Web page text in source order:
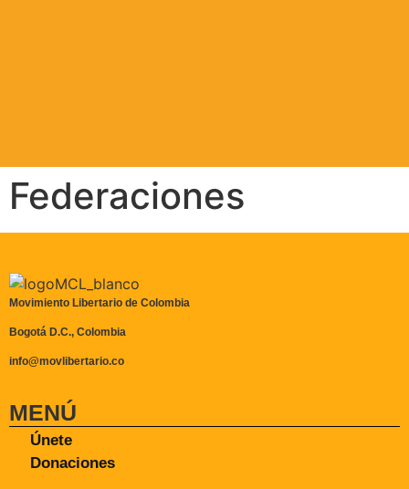
Federaciones
Movimiento Libertario de Colombia
Bogotá D.C., Colombia
info@movlibertario.co
MENÚ
Únete
Donaciones